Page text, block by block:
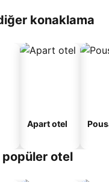
konaklama
Apart otel
popüler otel